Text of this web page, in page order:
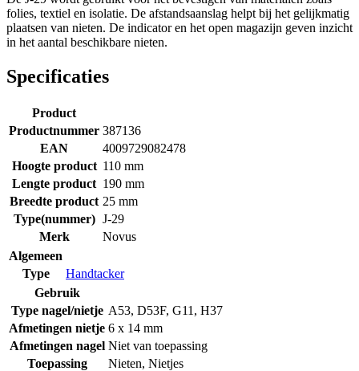
folies, textiel en isolatie. De afstandsaanslag helpt bij het gelijkmatig
plaatsen van nieten. De indicator en het open magazijn geven inzicht
in het aantal beschikbare nieten.
Specificaties
Product
Productnummer 387136
EAN
4009729082478
Hoogte product 110 mm
Lengte product 190 mm
Breedte product 25 mm
Type(nummer) J-29
Merk
Novus
Algemeen
Type
Handtacker
Gebruik
Type nagel/nietje A53, D53F, G11 , H37
Afmetingen nietje 6 x 14 mm
Afmetingen nagel Niet van toepassing
Toepassing
Nieten, Nietjes